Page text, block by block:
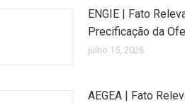
ENGIE | Fato
Precificação da
julho 15, 2026
AEGEA | Fato